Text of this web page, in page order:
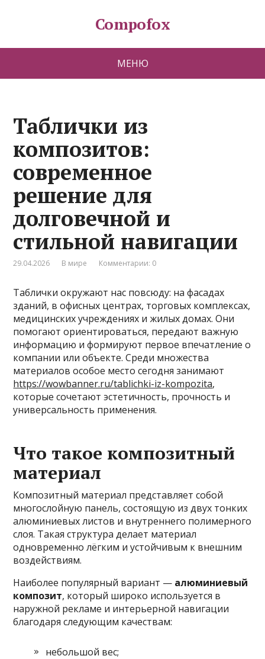
Compofox
МЕНЮ
Таблички из
композитов:
современное
решение для
долговечной и
стильной навигации
29.04.2026 В мире Комментарии: 0
Таблички окружают нас повсюду: на фасадах
зданий, в офисных центрах, торговых комплексах,
медицинских учреждениях и жилых домах. Они
помогают ориентироваться, передают важную
информацию и формируют первое впечатление о
компании или объекте. Среди множества
материалов особое место сегодня занимают
https://wowbanner.ru/tablichki-iz-kompozita,
которые сочетают эстетичность, прочность и
универсальность применения.
Что такое композитный
материал
Композитный материал представляет собой
многослойную панель, состоящую из двух тонких
алюминиевых листов и внутреннего полимерного
слоя. Такая структура делает материал
одновременно лёгким и устойчивым к внешним
воздействиям.
Наиболее популярный вариант — алюминиевый
композит, который широко используется в
наружной рекламе и интерьерной навигации
благодаря следующим качествам:
небольшой вес;